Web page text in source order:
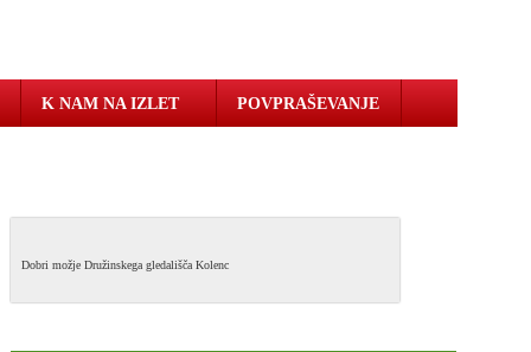
K NAM NA IZLET POVPRAŠEVANJE
Dobri možje Družinskega gledališča Kolenc